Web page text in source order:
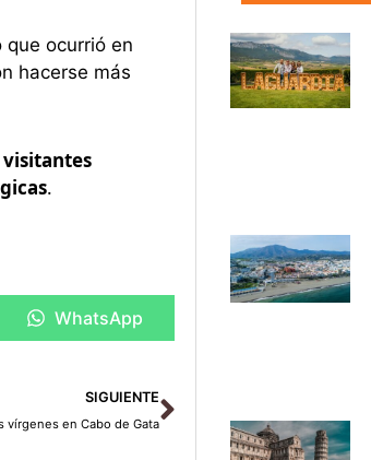
que ocurrió en
hacerse más
visitantes
.
WhatsApp
SIGUIENTE
vírgenes en Cabo de Gata
Siguiente